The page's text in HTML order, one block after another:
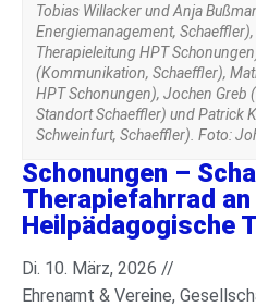
Tobias Willacker und Anja
Energiemanagement,
Therapieleitung HPT
(Kommunikation, Schaeffler),
HPT Schonungen), Jochen Greb
Standort Schaeffler) und Patrick
Schweinfurt, Schaeffler). Foto:
Schonungen –
Therapiefahrrad an
Heilpädagogische
Di. 10. März, 2026 //
Ehrenamt & Vereine,